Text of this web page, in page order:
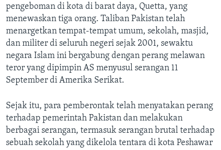
pengeboman di kota di barat daya, Quetta, yang
menewaskan tiga orang. Taliban Pakistan telah
menargetkan tempat-tempat umum, sekolah, masjid,
dan militer di seluruh negeri sejak 2001, sewaktu
negara Islam ini bergabung dengan perang melawan
teror yang dipimpin AS menyusul serangan 11
September di Amerika Serikat.
Sejak itu, para pemberontak telah menyatakan perang
terhadap pemerintah Pakistan dan melakukan
berbagai serangan, termasuk serangan brutal terhadap
sebuah sekolah yang dikelola tentara di kota Peshawar